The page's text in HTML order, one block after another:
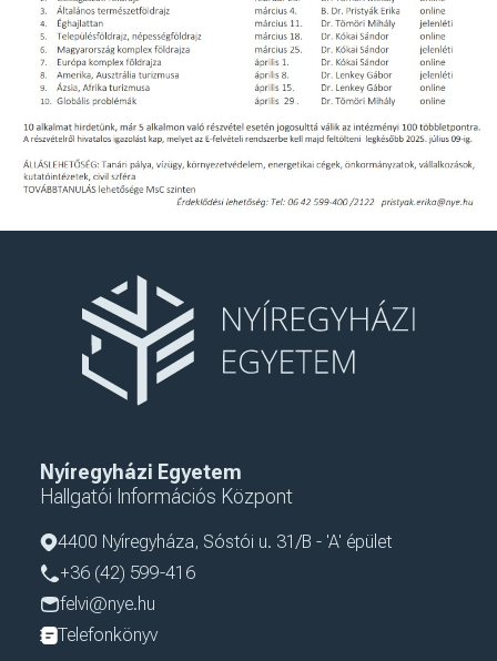
Nyíregyházi Egyetem
Hallgatói Információs Központ
4400 Nyíregyháza, Sóstói u. 31/B - 'A' épület
+36 (42) 599-416
felvi@nye.hu
Telefonkönyv